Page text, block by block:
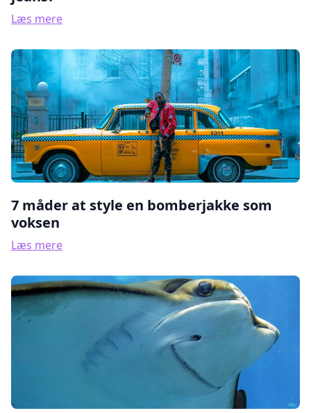
Læs mere
7 måder at style en bomberjakke som
voksen
Læs mere